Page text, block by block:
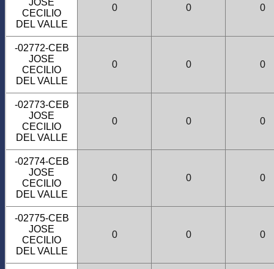
JOSE
CECILIO
DEL VALLE
0 0 0
-02772-CEB
JOSE
CECILIO
DEL VALLE
0 0 0
-02773-CEB
JOSE
CECILIO
DEL VALLE
0 0 0
-02774-CEB
JOSE
CECILIO
DEL VALLE
0 0 0
-02775-CEB
JOSE
CECILIO
DEL VALLE
0 0 0